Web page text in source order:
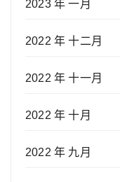
2023 年 一月
2022 年 十二月
2022 年 十一月
2022 年 十月
2022 年 九月